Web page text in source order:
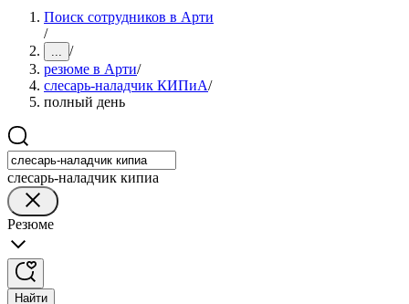
Поиск сотрудников в Арти
/
... /
резюме в Арти/
слесарь-наладчик КИПиА/
полный день
слесарь-наладчик кипиа
Резюме
Найти